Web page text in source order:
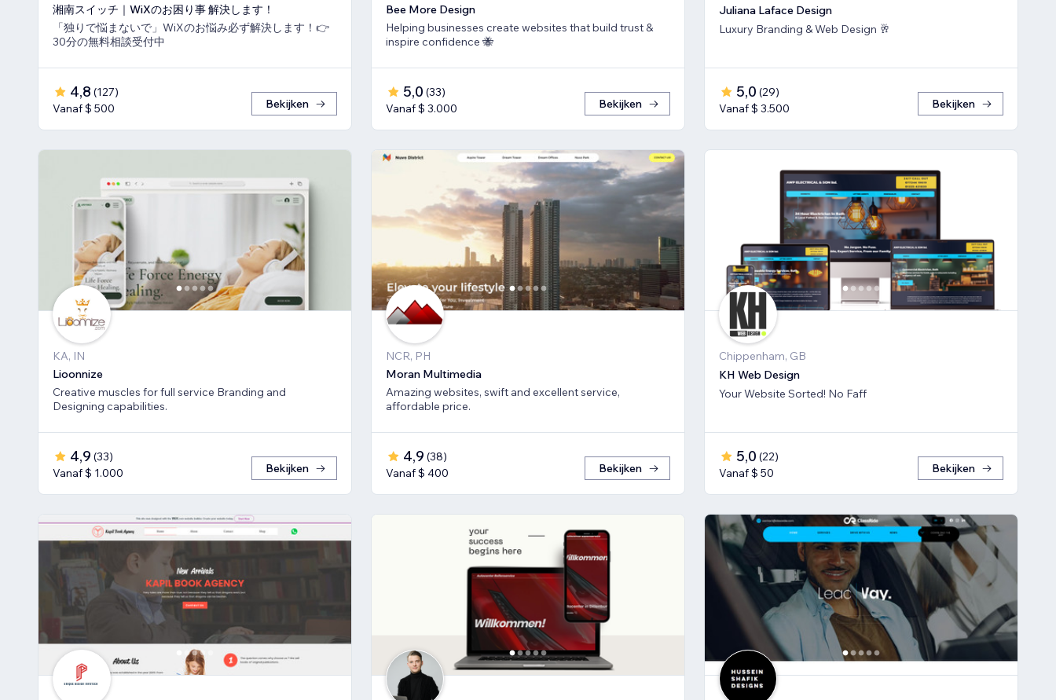
湘南スイッチ｜WiXのお困り事 解決します！
「独りで悩まないで」WiXのお悩み必ず解決します！👉
30分の無料相談受付中
4,8 (127)
Vanaf $ 500
Bekijken
Bee More Design
Helping businesses create websites that build trust &
inspire confidence 🐝
5,0 (33)
Vanaf $ 3.000
Bekijken
Juliana Laface Design
Luxury Branding & Web Design 🥂
5,0 (29)
Vanaf $ 3.500
Bekijken
KA, IN
Lioonnize
Creative muscles for full service Branding and
Designing capabilities.
4,9 (33)
Vanaf $ 1.000
Bekijken
NCR, PH
Moran Multimedia
Amazing websites, swift and excellent service,
affordable price.
4,9 (38)
Vanaf $ 400
Bekijken
Chippenham, GB
KH Web Design
Your Website Sorted! No Faff
5,0 (22)
Vanaf $ 50
Bekijken